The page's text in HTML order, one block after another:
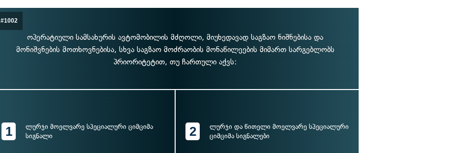
#1002
ოპერატიული სამსახურის ავტომობილის მძღოლი, მიუხედავად საგზაო ნიშნებისა და
მონიშვნების მოთხოვნებისა, სხვა საგზაო მოძრაობის მონაწილეების მიმართ სარგებლობს
პრიორიტეტით, თუ ჩართული აქვს:
1
ლურჯი მოელვარე სპეციალური ციმციმა
სიგნალი
2
ლურჯი და წითელი მოელვარე სპეციალური
ციმციმა სიგნალები